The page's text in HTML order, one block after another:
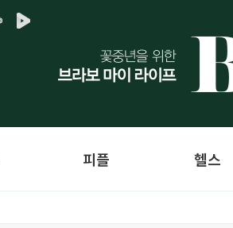
피플 헬스